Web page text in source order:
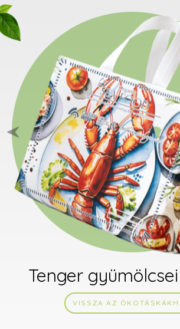
Tenger
VISSZA AZ